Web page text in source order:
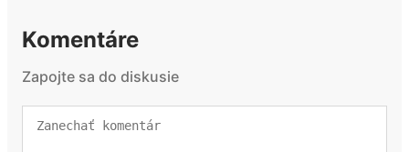
Komentáre
Zapojte sa do diskusie